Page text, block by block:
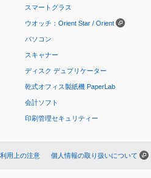
スマートグラス
ウオッチ：Orient Star / Orient
パソコン
スキャナー
ディスク デュプリケーター
乾式オフィス製紙機 PaperLab
会計ソフト
印刷管理セキュリティー
利用上の注意 個人情報の取り扱いについて